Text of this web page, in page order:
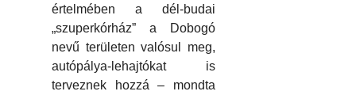
értelmében a dél-budai
„szuperkórház” a Dobogó
nevű területen valósul meg,
autópálya-lehajtókat is
terveznek hozzá – mondta